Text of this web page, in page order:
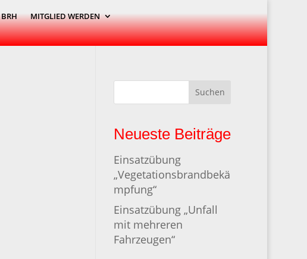
BRH
MITGLIED WERDEN
Suchen
Neueste Beiträge
Einsatzübung
„Vegetationsbrandbekä
mpfung“
Einsatzübung „Unfall
mit mehreren
Fahrzeugen“